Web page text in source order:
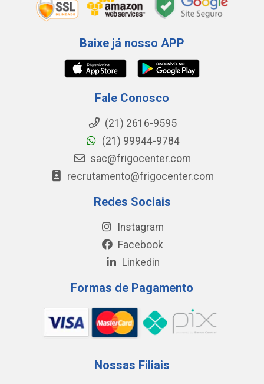
Baixe já nosso APP
Fale Conosco
(21) 2616-9595
(21) 99944-9784
sac@frigocenter.com
recrutamento@frigocenter.com
Redes Sociais
Instagram
Facebook
Linkedin
Formas de Pagamento
Nossas Filiais